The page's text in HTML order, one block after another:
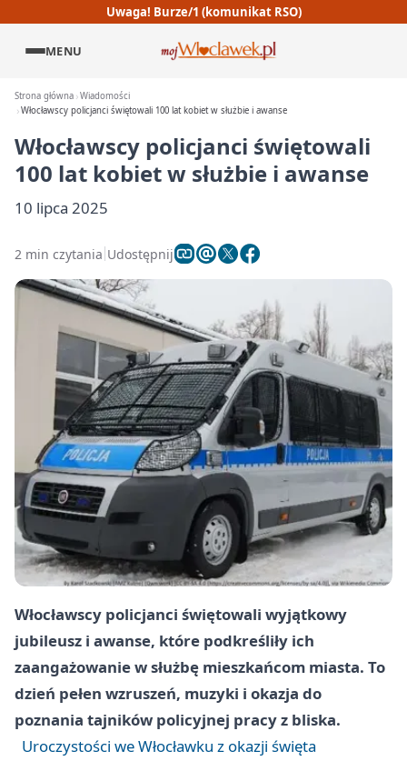
Uwaga! Burze/1 (komunikat RSO)
MENU
Strona główna Wiadomości
Włocławscy policjanci świętowali 100 lat kobiet w służbie i awanse
Włocławscy policjanci świętowali
100 lat kobiet w służbie i awanse
10 lipca 2025
2 min czytania Udostępnij
Włocławscy policjanci świętowali wyjątkowy
jubileusz i awanse, które podkreśliły ich
zaangażowanie w służbę mieszkańcom miasta. To
dzień pełen wzruszeń, muzyki i okazja do
poznania tajników policyjnej pracy z bliska.
Uroczystości we Włocławku z okazji święta